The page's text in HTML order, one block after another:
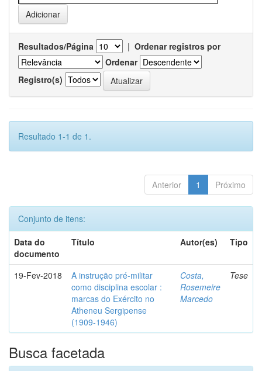
Resultados/Página | Ordenar registros por
Ordenar
Registro(s)
Resultado 1-1 de 1.
Anterior 1 Próximo
Conjunto de itens:
Data do
documento
Título Autor(es) Tipo
19-Fev-2018
A instrução pré-militar
como disciplina escolar :
marcas do Exército no
Atheneu Sergipense
(1909-1946)
Costa,
Rosemeire
Marcedo
Tese
Busca facetada